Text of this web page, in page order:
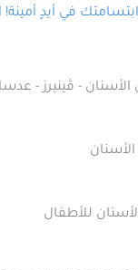
في أيدٍ أمينة!
الأسنان - ڤينيرز -
للأطفال